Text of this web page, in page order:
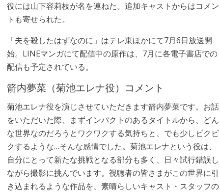
役には山下容莉枝が名を連ねた。追加キャストからはコメン
トも寄せられた。
「夫を殺したはずなのに」はテレ東ほかにて7月6日放送開
始。LINEマンガにて配信中の原作は、7月に各電子書店での
配信も予定されている。
箭内夢菜（菊池エレナ役）コメント
菊池エレナ役を演じさせていただきます箭内夢菜です。お話
をいただいた際、まずインパクトのあるタイトルから、どん
な世界なのだろうとワクワクする気持ちと、でも少しビクビ
クするような…そんな感情でした。菊池エレナという役は、
自分にとって新たな挑戦となる部分も多く、日々試行錯誤し
ながら撮影に挑んでいます。視聴者の皆さまがこの世界に引
き込まれるような作品を、素晴らしいキャスト・スタッフの